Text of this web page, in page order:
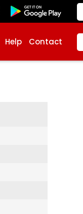
Help Contact